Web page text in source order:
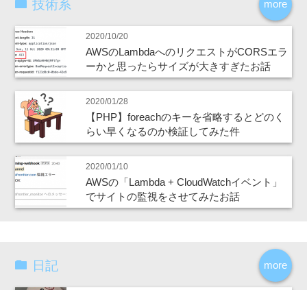
more
技術系
2020/10/20
AWSのLambdaへのリクエストがCORSエラ
ーかと思ったらサイズが大きすぎたお話
2020/01/28
【PHP】foreachのキーを省略するとどのく
らい早くなるのか検証してみた件
2020/01/10
AWSの「Lambda + CloudWatchイベント」
でサイトの監視をさせてみたお話
more
日記